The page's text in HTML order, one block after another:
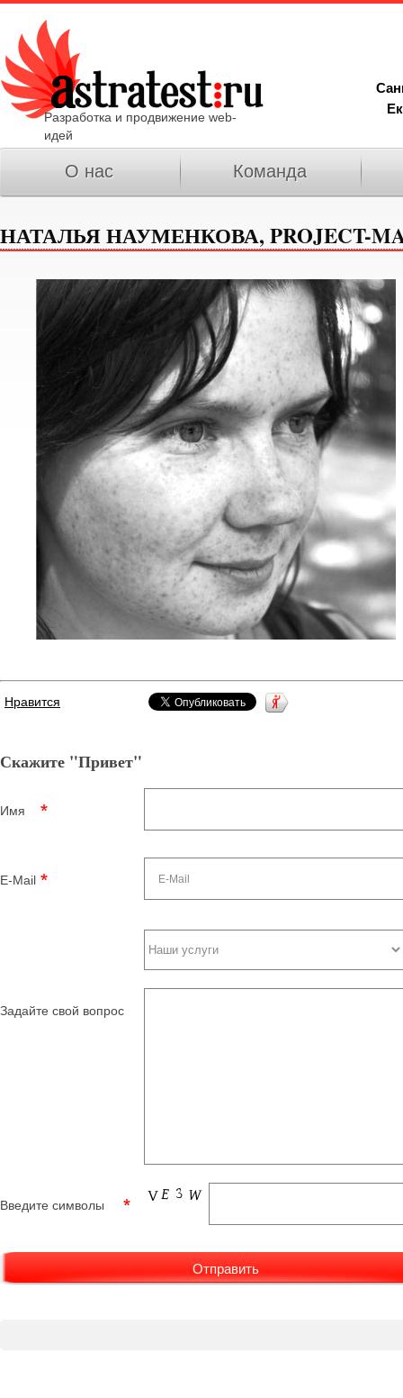
Разработка и продвижение web-
идей
О нас Команда
НАТАЛЬЯ НАУМЕНКОВА, PROJECT-
Нравится
Скажите "Привет"
Имя
E-Mail
Задайте свой вопрос
Введите символы